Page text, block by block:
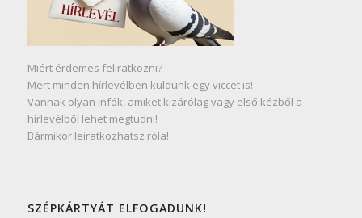
Miért érdemes feliratkozni?
Mert minden hírlevélben küldünk egy viccet is!
Vannak olyan infók, amiket kizárólag vagy első kézből a
hírlevélből lehet megtudni!
Bármikor leiratkozhatsz róla!
SZÉPKÁRTYÁT ELFOGADUNK!